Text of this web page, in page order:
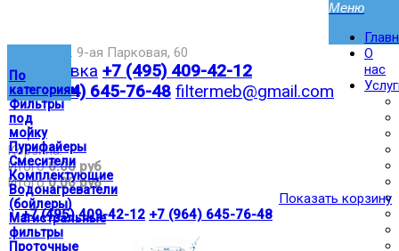
По
категориям
Фильтры
под
мойку
Пурифайеры
Смесители
Комплектующие
Водонагреватели
(бойлеры)
Магистральные
фильтры
Проточные
Москва,ул. 9-ая Парковая, 60
Доставка +7 (495) 409-42-12
+7 (964) 645-76-48 filtermeb@gmail.com
|
Корзина:
Итого0.00 руб
Итого0.00 руб
Показать корзину
| +7 (495) 409-42-12 +7 (964) 645-76-48
О
нас